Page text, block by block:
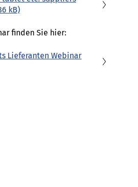
kB)
finden Sie hier:
Lieferanten Webinar